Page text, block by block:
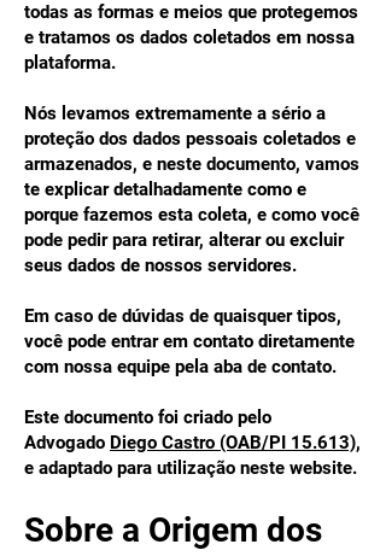
todas as formas e meios que protegemos
e tratamos os dados coletados em nossa
plataforma.
Nós levamos extremamente a sério a
proteção dos dados pessoais coletados e
armazenados, e neste documento, vamos
te explicar detalhadamente como e
porque fazemos esta coleta, e como você
pode pedir para retirar, alterar ou excluir
seus dados de nossos servidores.
Em caso de dúvidas de quaisquer tipos,
você pode entrar em contato diretamente
com nossa equipe pela aba de contato.
Este documento foi criado pelo
Advogado Diego Castro (OAB/PI 15.613),
e adaptado para utilização neste website.
Sobre a Origem dos